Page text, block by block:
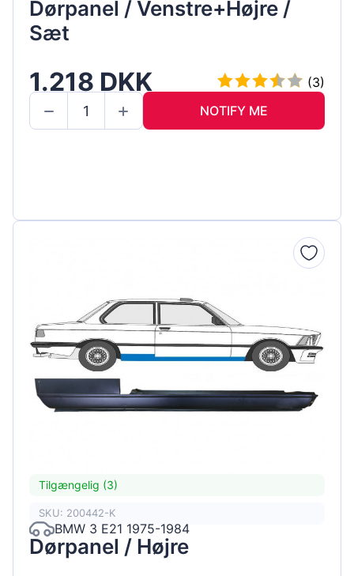
Dørpanel / Venstre+Højre /
Sæt
1.218 DKK
(3)
NOTIFY ME
Tilgængelig (3)
SKU: 200442-K
BMW 3 E21 1975-1984
Dørpanel / Højre